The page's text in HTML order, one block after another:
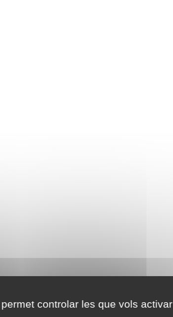
controlar les que vols activar